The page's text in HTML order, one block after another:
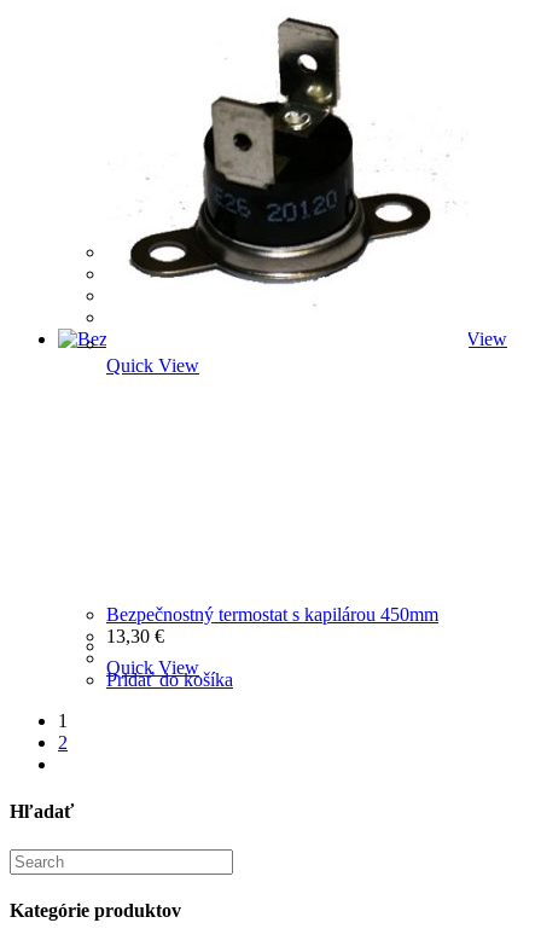
Quick View
Bezpečnostný termostat 165°C
12,30€
Quick View
Quick View
Bezpečnostný termostat s kapilárou 450mm
13,30 €
Pridať do košíka
1
2
Hľadať
Search
for:
Kategórie produktov